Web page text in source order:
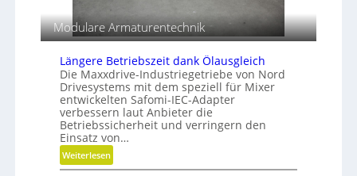
a
d
e
n
c
h
l
i
f
f
e
n
Modulare Armaturentechnik
Längere Betriebszeit dank Ölausgleich
Die Maxxdrive-Industriegetriebe von Nord
Drivesystems mit dem speziell für Mixer
entwickelten Safomi-IEC-Adapter
verbessern laut Anbieter die
Betriebssicherheit und verringern den
Einsatz von…
Weiterlesen:
L